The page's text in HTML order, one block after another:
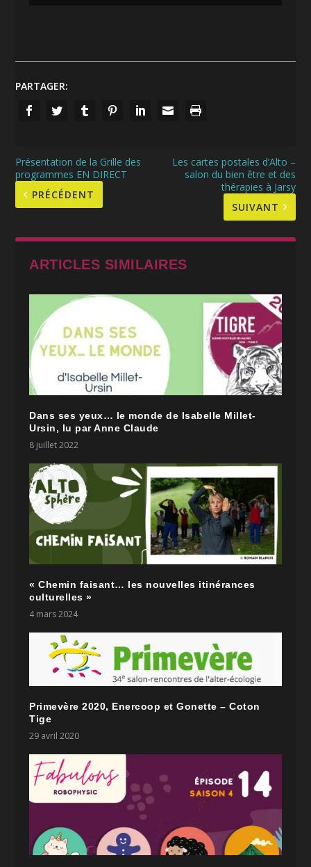
PARTAGER:
Présentation de la Grille des
programmes EN DIRECT
PRÉCÉDENT
Les cartes postales d’Alto –
salon du bien être et des
thérapies à Jarsy
SUIVANT
ARTICLES SIMILAIRES
Dans ses yeux… le monde de Isabelle Millet-
Ursin, lu par Anne Claude
8 juillet 2022
« Chemin faisant… les nouvelles itinérances
culturelles »
4 mars 2024
Primevère 2020, Enercoop et Gonette – Coton
Tige
29 avril 2020